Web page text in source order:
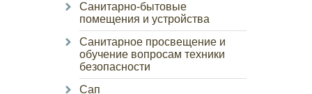
Санитарно-бытовые
помещения и устройства
Санитарное просвещение и
обучение вопросам техники
безопасности
Сап